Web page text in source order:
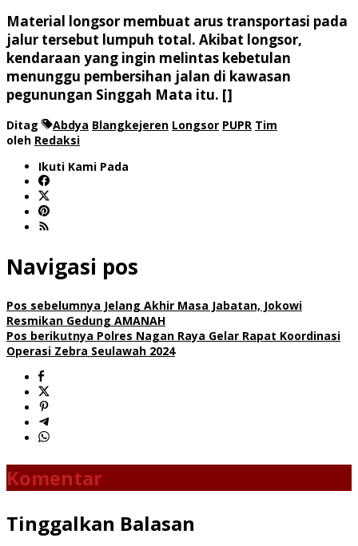
Material longsor membuat arus transportasi pada
jalur tersebut lumpuh total. Akibat longsor,
kendaraan yang ingin melintas kebetulan
menunggu pembersihan jalan di kawasan
pegunungan Singgah Mata itu. []
Ditag Abdya Blangkejeren Longsor PUPR Tim
oleh Redaksi
Ikuti Kami Pada
Navigasi pos
Pos sebelumnya Jelang Akhir Masa Jabatan, Jokowi
Resmikan Gedung AMANAH
Pos berikutnya Polres Nagan Raya Gelar Rapat Koordinasi
Operasi Zebra Seulawah 2024
Komentar
Tinggalkan Balasan